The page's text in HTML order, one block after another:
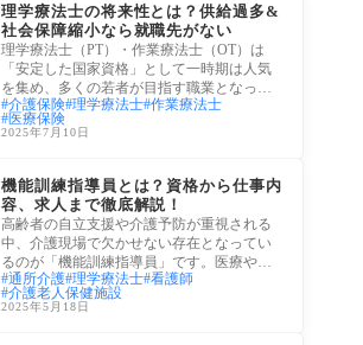
理学療法士の将来性とは？供給過多&
社会保障縮小なら就職先がない
理学療法士（PT）・作業療法士（OT）は
「安定した国家資格」として一時期は人気
を集め、多くの若者が目指す職業となって
きました
介護保険 理学療法士 作業療法士
医療保険
2025年7月10日
機能訓練指導員とは？資格から仕事内
容、求人まで徹底解説！
高齢者の自立支援や介護予防が重視される
中、介護現場で欠かせない存在となってい
るのが「機能訓練指導員」です。医療やリ
ハビリ
通所介護 理学療法士 看護師
介護老人保健施設
2025年5月18日